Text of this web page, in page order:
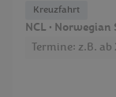
Kreuzfahrt
NCL • Norwegian
Termine: z.B.